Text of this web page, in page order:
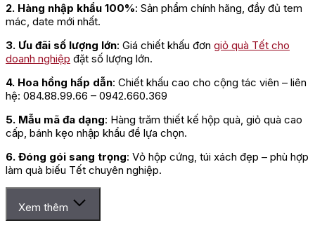
2. Hàng nhập khẩu 100%: Sản phẩm chính hãng, đầy đủ tem
mác, date mới nhất.
3. Ưu đãi số lượng lớn: Giá chiết khấu đơn giỏ quà Tết cho
doanh nghiệp đặt số lượng lớn.
4. Hoa hồng hấp dẫn: Chiết khấu cao cho cộng tác viên – liên
hệ: 084.88.99.66 – 0942.660.369
5. Mẫu mã đa dạng: Hàng trăm thiết kế hộp quà, giỏ quà cao
cấp, bánh kẹo nhập khẩu để lựa chọn.
6. Đóng gói sang trọng: Vỏ hộp cứng, túi xách đẹp – phù hợp
làm quà biếu Tết chuyên nghiệp.
Xem thêm